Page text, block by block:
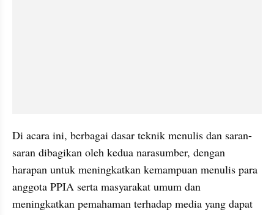
Di acara ini, berbagai dasar teknik menulis dan saran-
saran dibagikan oleh kedua narasumber, dengan
harapan untuk meningkatkan kemampuan menulis para
anggota PPIA serta masyarakat umum dan
meningkatkan pemahaman terhadap media yang dapat